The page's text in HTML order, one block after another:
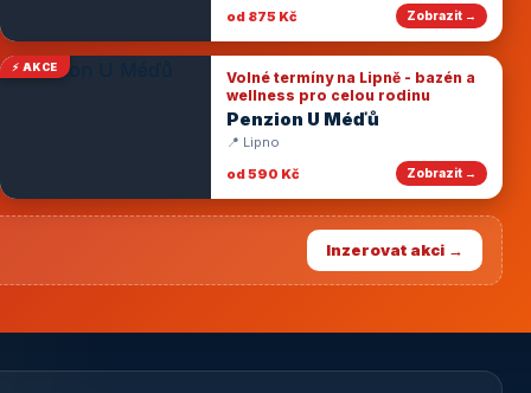
od 875 Kč
Zobrazit →
⚡ AKCE
Volné termíny na Lipně - bazén a
wellness pro celou rodinu
Penzion U Méďů
📍 Lipno
od 590 Kč
Zobrazit →
Inzerovat akci →